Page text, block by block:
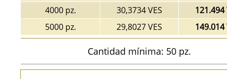
4000 pz.
30,3734 VES
121.494
5000 pz.
29,8027 VES 149.014
Cantidad mínima: 50 pz.